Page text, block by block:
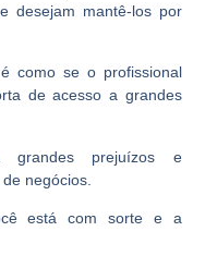
desejam mantê-los por
como se o profissional
de acesso a grandes
grandes prejuízos e
negócios.
está com sorte e a